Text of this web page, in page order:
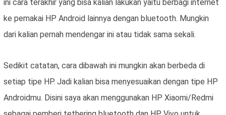
ini cara terakhir yang bisa kalian lakukan yaitu berbagi internet
ke pemakai HP Android lainnya dengan bluetooth. Mungkin
dari kalian pernah mendengar ini atau tidak sama sekali.
Sedikit catatan, cara dibawah ini mungkin akan berbeda di
setiap tipe HP. Jadi kalian bisa menyesuaikan dengan tipe HP
Androidmu. Disini saya akan menggunakan HP Xiaomi/Redmi